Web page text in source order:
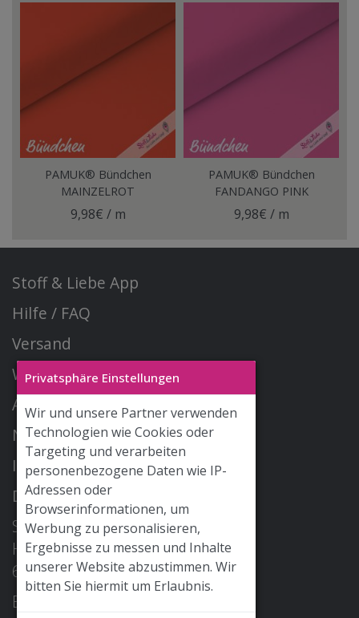
Privatsphäre Einstellungen
Wir und unsere Partner verwenden
Technologien wie Cookies oder
Targeting und verarbeiten
personenbezogene Daten wie IP-
Adressen oder
Browserinformationen, um
Werbung zu personalisieren,
Ergebnisse zu messen und Inhalte
unserer Website abzustimmen. Wir
bitten Sie hiermit um Erlaubnis.
PAMUK® Bündchen
MAINZELROT
9,98€ / m
PAMUK® Bündchen
FANDANGO PINK
9,98€ / m
Stoff & Liebe App
Hilfe / FAQ
Versand
Widerrufsrecht
AGB
Newsletter
Impressum
Datenschutz
STOFF & LIEBE GmbH
Hohe Str. 2
68526 Ladenburg
E-Mail: info@stoffundliebe.de